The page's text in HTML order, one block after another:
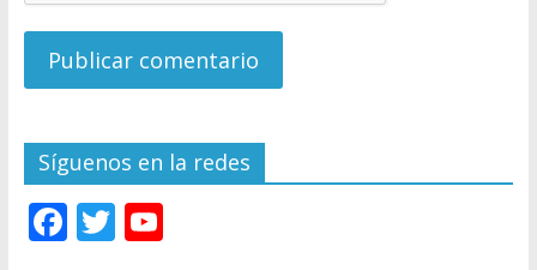
Síguenos en la redes
F T Y